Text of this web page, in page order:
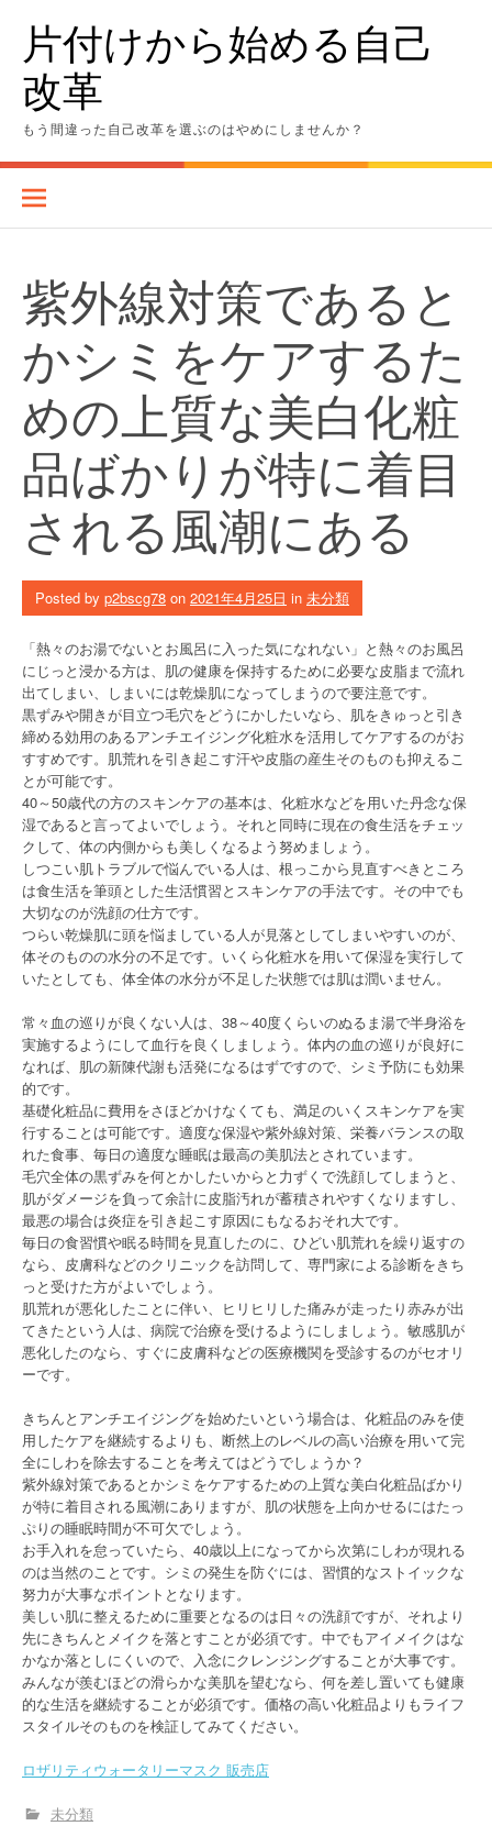
content片付けから始める自己
改革
もう間違った自己改革を選ぶのはやめにしませんか？
紫外線対策であると
かシミをケアするた
めの上質な美白化粧
品ばかりが特に着目
される風潮にある
Posted by p2bscg78 on 2021年4月25日 in 未分類
「熱々のお湯でないとお風呂に入った気になれない」と熱々のお風呂
にじっと浸かる方は、肌の健康を保持するために必要な皮脂まで流れ
出てしまい、しまいには乾燥肌になってしまうので要注意です。
黒ずみや開きが目立つ毛穴をどうにかしたいなら、肌をきゅっと引き
締める効用のあるアンチエイジング化粧水を活用してケアするのがお
すすめです。肌荒れを引き起こす汗や皮脂の産生そのものも抑えるこ
とが可能です。
40～50歳代の方のスキンケアの基本は、化粧水などを用いた丹念な保
湿であると言ってよいでしょう。それと同時に現在の食生活をチェッ
クして、体の内側からも美しくなるよう努めましょう。
しつこい肌トラブルで悩んでいる人は、根っこから見直すべきところ
は食生活を筆頭とした生活慣習とスキンケアの手法です。その中でも
大切なのが洗顔の仕方です。
つらい乾燥肌に頭を悩ましている人が見落としてしまいやすいのが、
体そのものの水分の不足です。いくら化粧水を用いて保湿を実行して
いたとしても、体全体の水分が不足した状態では肌は潤いません。
常々血の巡りが良くない人は、38～40度くらいのぬるま湯で半身浴を
実施するようにして血行を良くしましょう。体内の血の巡りが良好に
なれば、肌の新陳代謝も活発になるはずですので、シミ予防にも効果
的です。
基礎化粧品に費用をさほどかけなくても、満足のいくスキンケアを実
行することは可能です。適度な保湿や紫外線対策、栄養バランスの取
れた食事、毎日の適度な睡眠は最高の美肌法とされています。
毛穴全体の黒ずみを何とかしたいからと力ずくで洗顔してしまうと、
肌がダメージを負って余計に皮脂汚れが蓄積されやすくなりますし、
最悪の場合は炎症を引き起こす原因にもなるおそれ大です。
毎日の食習慣や眠る時間を見直したのに、ひどい肌荒れを繰り返すの
なら、皮膚科などのクリニックを訪問して、専門家による診断をきち
っと受けた方がよいでしょう。
肌荒れが悪化したことに伴い、ヒリヒリした痛みが走ったり赤みが出
てきたという人は、病院で治療を受けるようにしましょう。敏感肌が
悪化したのなら、すぐに皮膚科などの医療機関を受診するのがセオリ
ーです。
きちんとアンチエイジングを始めたいという場合は、化粧品のみを使
用したケアを継続するよりも、断然上のレベルの高い治療を用いて完
全にしわを除去することを考えてはどうでしょうか？
紫外線対策であるとかシミをケアするための上質な美白化粧品ばかり
が特に着目される風潮にありますが、肌の状態を上向かせるにはたっ
ぷりの睡眠時間が不可欠でしょう。
お手入れを怠っていたら、40歳以上になってから次第にしわが現れる
のは当然のことです。シミの発生を防ぐには、習慣的なストイックな
努力が大事なポイントとなります。
美しい肌に整えるために重要となるのは日々の洗顔ですが、それより
先にきちんとメイクを落とすことが必須です。中でもアイメイクはな
かなか落としにくいので、入念にクレンジングすることが大事です。
みんなが羨むほどの滑らかな美肌を望むなら、何を差し置いても健康
的な生活を継続することが必須です。価格の高い化粧品よりもライフ
スタイルそのものを検証してみてください。
ロザリティウォータリーマスク 販売店
未分類